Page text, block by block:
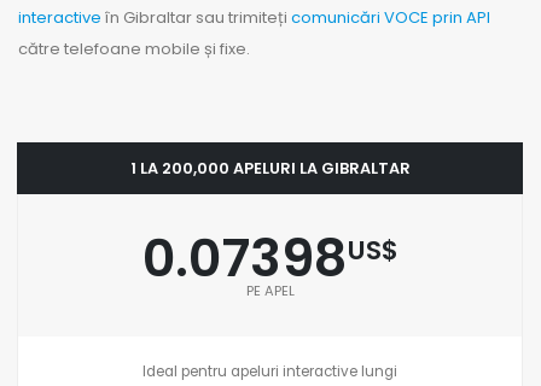
interactive în Gibraltar sau trimiteți comunicări VOCE prin API
către telefoane mobile și fixe.
1 LA 200,000 APELURI LA GIBRALTAR
0.07398US$
PE APEL
Ideal pentru apeluri interactive lungi